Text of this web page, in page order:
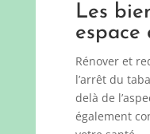
Les
espace
Rénover et
l’arrêt du
delà de
également